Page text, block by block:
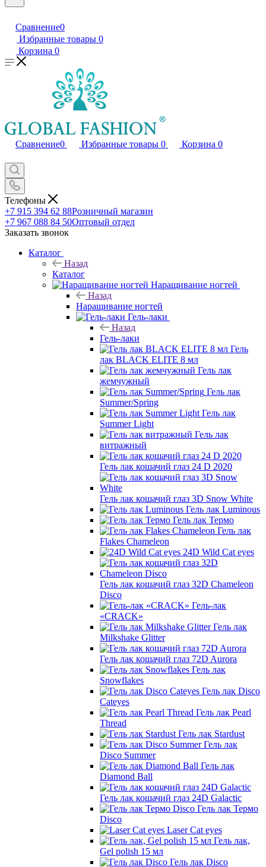
Сравнение0
Избранные товары 0
Корзина 0
Сравнение0 Избранные товары 0 Корзина 0
Телефоны
+7 915 394 62 88Розничный магазин
+7 967 088 84 50Оптовый отдел
Заказать звонок
Каталог
Назад
Каталог
Наращивание ногтей
Назад
Наращивание ногтей
Гель-лаки
Назад
Гель-лаки
Гель
лак BLACK ELITE 8 мл
Гель лак
жемчужный
Гель лак
Summer/Spring
Гель лак
Summer Light
Гель лак
витражный
Гель лак кошачий глаз 24 D 2020
Гель лак кошачий глаз 3D Snow White
Гель лак Luminous
Гель лак Термо
Гель лак
Flakes Chameleon
24D Wild Cat eyes
Гель лак кошачий глаз 32D Chameleon
Disco
Гель-лак
«CRACK»
Гель лак
Milkshake Glitter
Гель лак кошачий глаз 72D Aurora
Гель лак
Snowflakes
Гель лак Disco
Cateyes
Гель лак Pearl
Thread
Гель лак Stardust
Гель лак
Disco Summer
Гель лак
Diamond Ball
Гель лак кошачий глаз 24D Galactic
Гель лак Термо
Disco
Laser Cat eyes
Гель лак,
Gel polish 15 мл
Гель лак Disco